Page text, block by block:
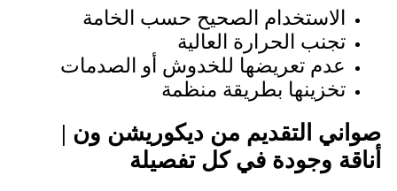
الاستخدام الصحيح حسب الخامة
تجنب الحرارة العالية
عدم تعريضها للخدوش أو الصدمات
تخزينها بطريقة منظمة
صواني التقديم من ديكوريشن ون |
أناقة وجودة في كل تفصيلة